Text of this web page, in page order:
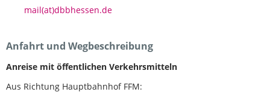
mail(at)dbbhessen.de
Anfahrt und Wegbeschreibung
Anreise mit öffentlichen Verkehrsmitteln
Aus Richtung Hauptbahnhof FFM: